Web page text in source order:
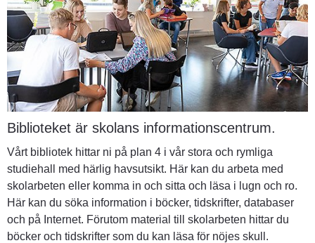
Biblioteket är skolans informationscentrum.
Vårt bibliotek hittar ni på plan 4 i vår stora och rymliga
studiehall med härlig havsutsikt. Här kan du arbeta med
skolarbeten eller komma in och sitta och läsa i lugn och ro.
Här kan du söka information i böcker, tidskrifter, databaser
och på Internet. Förutom material till skolarbeten hittar du
böcker och tidskrifter som du kan läsa för nöjes skull.